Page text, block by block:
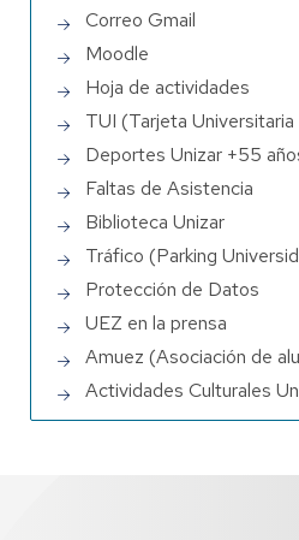
Correo Gmail
Moodle
Hoja de actividades
TUI (Tarjeta
Deportes Unizar +55
Faltas de Asistencia
Biblioteca Unizar
Tráfico (Parking
Protección de Datos
UEZ en la prensa
Amuez (Asociación de
Actividades Culturales